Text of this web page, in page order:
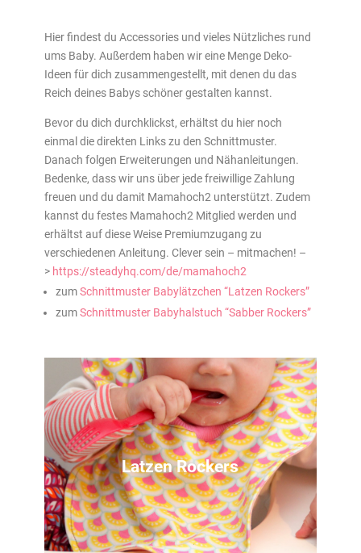
Hier findest du Accessories und vieles Nützliches rund
ums Baby. Außerdem haben wir eine Menge Deko-
Ideen für dich zusammengestellt, mit denen du das
Reich deines Babys schöner gestalten kannst.
Bevor du dich durchklickst, erhältst du hier noch
einmal die direkten Links zu den Schnittmuster.
Danach folgen Erweiterungen und Nähanleitungen.
Bedenke, dass wir uns über jede freiwillige Zahlung
freuen und du damit Mamahoch2 unterstützt. Zudem
kannst du festes Mamahoch2 Mitglied werden und
erhältst auf diese Weise Premiumzugang zu
verschiedenen Anleitung. Clever sein – mitmachen! –
> https://steadyhq.com/de/mamahoch2
zumSchnittmuster Babylätzchen “Latzen Rockers”
zumSchnittmuster Babyhalstuch “Sabber Rockers”
Latzen Rockers